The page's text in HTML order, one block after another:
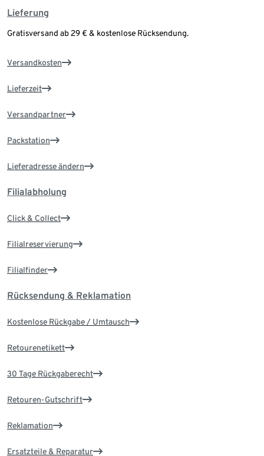
Lieferung
Gratisversand ab 29 € & kostenlose Rücksendung.
Versandkosten
Lieferzeit
Versandpartner
Packstation
Lieferadresse ändern
Filialabholung
Click & Collect
Filialreservierung
Filialfinder
Rücksendung & Reklamation
Kostenlose Rückgabe / Umtausch
Retourenetikett
30 Tage Rückgaberecht
Retouren-Gutschrift
Reklamation
Ersatzteile & Reparatur